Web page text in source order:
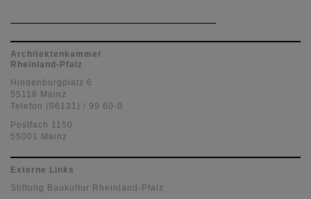
Architektenkammer
Rheinland-Pfalz
Hindenburgplatz 6
55118 Mainz
Telefon (06131) / 99 60-0
Postfach 1150
55001 Mainz
Externe Links
Stiftung Baukultur Rheinland-Pfalz